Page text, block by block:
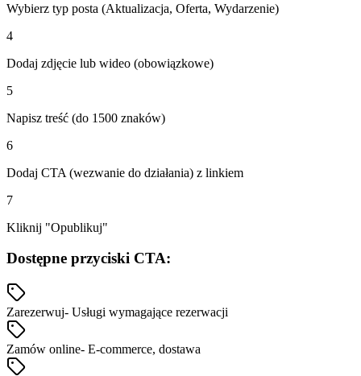
Wybierz typ posta (Aktualizacja, Oferta, Wydarzenie)
4
Dodaj zdjęcie lub wideo (obowiązkowe)
5
Napisz treść (do 1500 znaków)
6
Dodaj CTA (wezwanie do działania) z linkiem
7
Kliknij "Opublikuj"
Dostępne przyciski CTA:
Zarezerwuj- Usługi wymagające rezerwacji
Zamów online- E-commerce, dostawa